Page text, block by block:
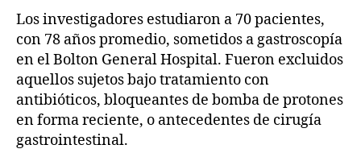
Los investigadores estudiaron a 70 pacientes,
con 78 años promedio, sometidos a gastroscopía
en el Bolton General Hospital. Fueron excluidos
aquellos sujetos bajo tratamiento con
antibióticos, bloqueantes de bomba de protones
en forma reciente, o antecedentes de cirugía
gastrointestinal.